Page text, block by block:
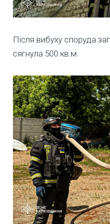
Після вибуху споруда
сягнула 500 кв.м.